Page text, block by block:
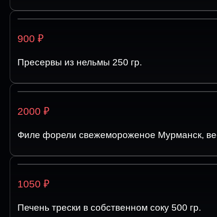
900 ₽
Пресервы из нельмы 250 гр.
2000 ₽
Филе форели свежемороженое Мурманск,
1050 ₽
Печень трески в собственном соку 500 гр.